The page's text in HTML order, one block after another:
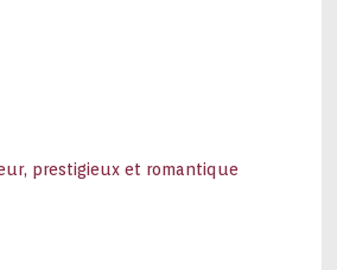
prestigieux et romantique